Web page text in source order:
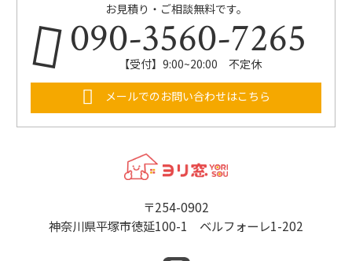
お見積り・ご相談無料です。
090-3560-7265
【受付】9:00~20:00 不定休
メールでのお問い合わせはこちら
〒254-0902
神奈川県平塚市徳延100-1 ベルフォーレ1-202